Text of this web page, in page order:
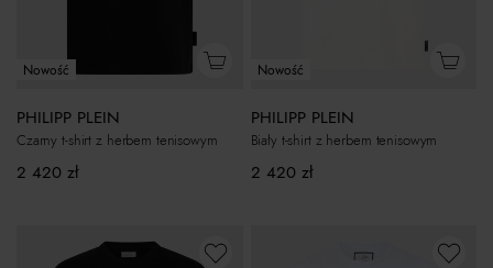
Nowość
PHILIPP PLEIN
Czarny t-shirt z herbem tenisowym
2 420 zł
Nowość
PHILIPP PLEIN
Biały t-shirt z herbem tenisowym
2 420 zł